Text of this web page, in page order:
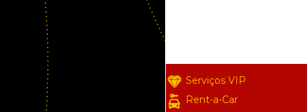
Serviços VIP
Rent-a-Car